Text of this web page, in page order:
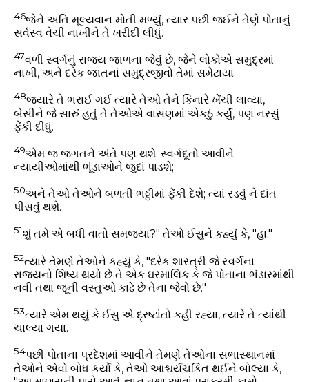
46જેને અતિ મૂલ્યવાન મોતી મળ્યું, ત્યાર પછી જઈને તેણે પોતાનું
સર્વસ્વ વેચી નાખીને તે ખરીદી લીધું.
47વળી સ્વર્ગનું રાજ્ય જાળના જેવું છે, જેને લોકોએ સમુદ્રમાં
નાખી, અને દરેક જાતનાં સમુદ્રજીવો તેમાં સમેટાયા.
48જયારે તે ભરાઈ ગઈ ત્યારે તેઓ તેને કિનારે ખેંચી લાવ્યા,
બેસીને જે સારું હતું તે તેઓએ વાસણમાં એકઠું કર્યું, પણ નરસું
ફેંકી દીધું.
49એમ જ જગતને અંતે પણ થશે. સ્વર્ગદૂતો આવીને
ન્યાયીઓમાંથી ભૂંડાઓને જુદાં પાડશે;
50અને તેઓ તેઓને બળતી ભઠ્ઠીમાં ફેંકી દેશે; ત્યાં રડવું ને દાંત
પીસવું થશે.
51શું તમે એ બધી વાતો સમજ્યા?" તેઓ ઈસુને કહ્યું કે, "હા."
52ત્યારે તેમણે તેઓને કહ્યું કે, "દરેક શાસ્ત્રી જે સ્વર્ગના
રાજ્યનો શિષ્ય થયો છે તે એક ઘરમાલિક કે જે પોતાના ભંડારમાંથી
નવી તથા જૂની વસ્તુઓ કાઢે છે તેના જેવો છે."
53ત્યારે એમ થયું કે ઈસુ એ દ્રષ્ટાંતો કહી રહ્યા, ત્યારે તે ત્યાંથી
ચાલ્યા ગયા.
54પછી પોતાના પ્રદેશમાં આવીને તેમણે તેઓના સભાસ્થાનમાં
તેઓને એવો બોધ કર્યો કે, તેઓ આશ્ચર્યચકિત થઈને બોલ્યા કે,